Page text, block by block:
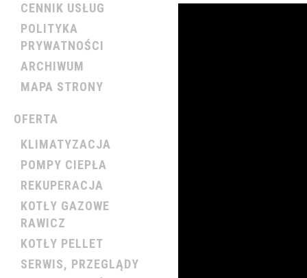
CENNIK USŁUG
POLITYKA
PRYWATNOŚCI
ARCHIWUM
MAPA STRONY
OFERTA
KLIMATYZACJA
POMPY CIEPŁA
REKUPERACJA
KOTŁY GAZOWE
RAWICZ
KOTŁY PELLET
SERWIS, PRZEGLĄDY